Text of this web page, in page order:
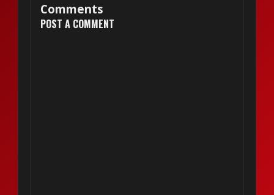
Comments
POST A COMMENT